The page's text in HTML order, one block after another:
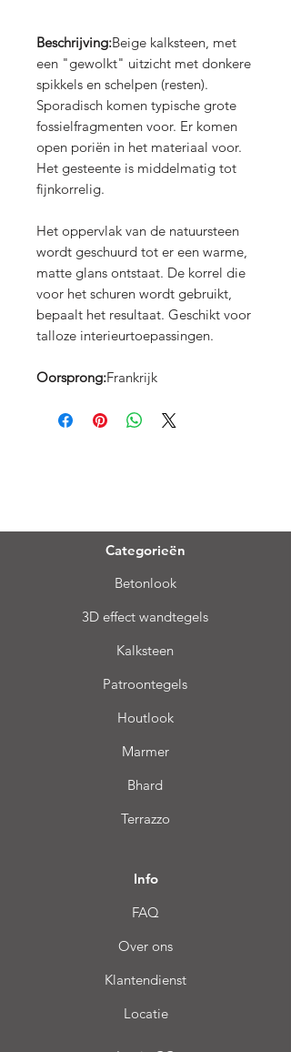
Beschrijving:Beige kalksteen, met
een "gewolkt" uitzicht met donkere
spikkels en schelpen (resten).
Sporadisch komen typische grote
fossielfragmenten voor. Er komen
open poriën in het materiaal voor.
Het gesteente is middelmatig tot
fijnkorrelig.
Het oppervlak van de natuursteen
wordt geschuurd tot er een warme,
matte glans ontstaat. De korrel die
voor het schuren wordt gebruikt,
bepaalt het resultaat. Geschikt voor
talloze interieurtoepassingen.
Oorsprong:Frankrijk
Categorieën
Betonlook
3D effect wandtegels
Kalksteen
Patroontegels
Houtlook
Marmer
Bhard
Terrazzo
Info
FAQ
Over ons
Klantendienst
Locatie